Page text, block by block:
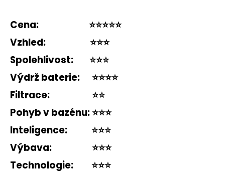
Cena: ⭐️⭐️⭐️⭐️⭐️
Vzhled: ⭐️⭐️⭐️
Spolehlivost: ⭐️⭐️⭐️
Výdrž baterie:
⭐️⭐️⭐️⭐️
Filtrace: ⭐️⭐️
Pohyb v bazénu:⭐️⭐️⭐️
Inteligence: ⭐️⭐️⭐️
Výbava: ⭐️⭐️⭐️
Technologie: ⭐️⭐️⭐️